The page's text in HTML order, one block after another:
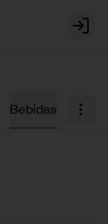
Login
Bebidas